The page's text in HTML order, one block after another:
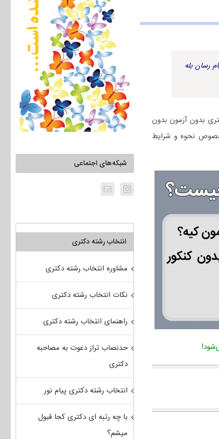
رسان بله
بدون آزمون بدون
خصوص نحوه و شرایط
شبکه‌های اجتماعی
انتخاب رشته دکتری
مشاوره انتخاب رشته دکتری
نکات انتخاب رشته دکتری
راهنمای انتخاب رشته دکتری
حدنصاب تراز دعوت به مصاحبه
دکتری
انتخاب رشته دکتری پیام نور
با چه رتبه ای دکتری کجا قبول
میشم؟